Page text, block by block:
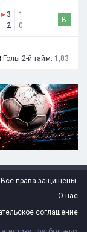
▸3
2
1
0
В
Голы 2-й тайм: 1,83
Все права защищены.
О нас
соглашение